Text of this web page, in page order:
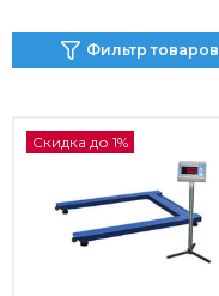
Фильтр товаров
Скидка до 1%